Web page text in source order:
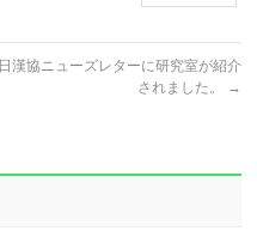
日漢協ニューズレターに研究室が紹介
されました。
→